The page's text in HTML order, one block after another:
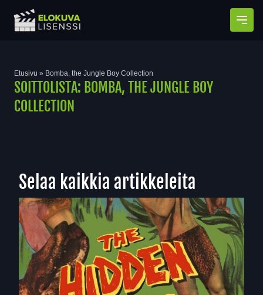
Etusivu » Bomba, the Jungle Boy Collection
SOITTOLISTA: BOMBA, THE JUNGLE BOY
COLLECTION
Selaa kaikkia artikkeleita